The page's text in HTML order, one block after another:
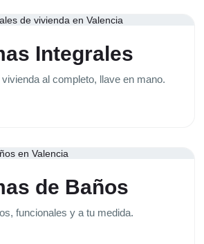
Integrales
al completo, llave en mano.
de Baños
funcionales y a tu medida.